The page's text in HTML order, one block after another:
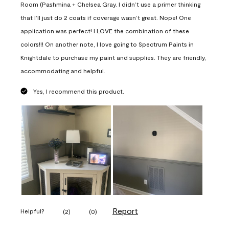
Room (Pashmina + Chelsea Gray. I didn’t use a primer thinking
that I’ll just do 2 coats if coverage wasn’t great. Nope! One
application was perfect! I LOVE the combination of these
colors!!! On another note, I love going to Spectrum Paints in
Knightdale to purchase my paint and supplies. They are friendly,
accommodating and helpful.
Yes, I recommend this product.
Helpful? (2) (0) Report